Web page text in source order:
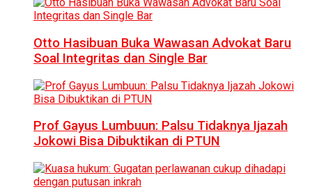
Otto Hasibuan Buka Wawasan Advokat Baru
Soal Integritas dan Single Bar
Prof Gayus Lumbuun: Palsu Tidaknya Ijazah
Jokowi Bisa Dibuktikan di PTUN